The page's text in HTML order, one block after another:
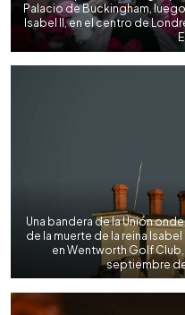
Palacio de Buckingham,
Isabel II, en el centro de
Una bandera de la Unión
de la muerte de la reina
en Wentworth Golf
septiembre de